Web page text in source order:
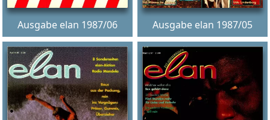
Ausgabe elan 1987/06 Ausgabe elan 1987/05